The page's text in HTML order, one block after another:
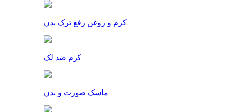
کرم و روغن رفع ترک بدن
کرم ضد لک
ماسک صورت و بدن